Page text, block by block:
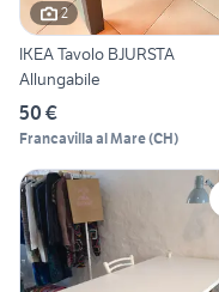
2
IKEA Tavolo BJURSTA
Allungabile
50 €
Francavilla al Mare(CH)